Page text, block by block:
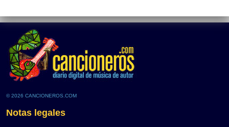
© 2026 CANCIONEROS.COM
Notas legales